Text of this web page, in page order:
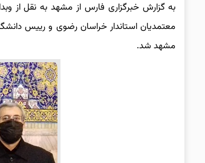
به گزارش خبرگزاری فارس از مشهد به نقل از
معتمدیان استاندار خراسان رضوی و رییس
مشهد شد.